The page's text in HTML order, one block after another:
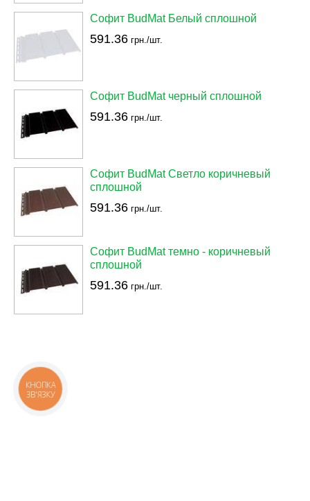
Софит BudMat Белый сплошной
591.36 грн./шт.
Софит BudMat черный сплошной
591.36 грн./шт.
Софит BudMat Светло коричневый
сплошной
591.36 грн./шт.
Софит BudMat темно - коричневый
сплошной
591.36 грн./шт.
КНОПКА
ЗВ'ЯЗКУ